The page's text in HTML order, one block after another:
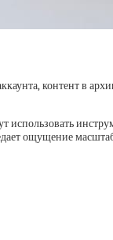
контент в
использовать
ощущение